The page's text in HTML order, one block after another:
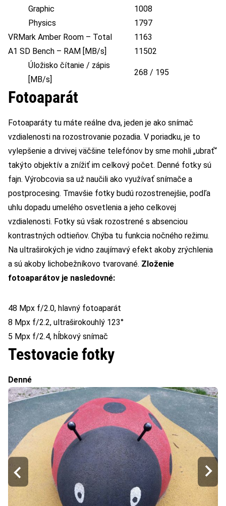
Graphic
1008
Physics
1797
VRMark Amber Room – Total
1163
A1 SD Bench – RAM [MB/s]
11502
Úložisko čítanie / zápis
[MB/s]
268 / 195
Fotoaparát
Fotoaparáty tu máte reálne dva, jeden je ako snímač
vzdialenosti na rozostrovanie pozadia. V poriadku, je to
vylepšenie a drvivej väčšine telefónov by sme mohli „ubrať“
takýto objektív a znížiť im celkový počet. Denné fotky sú
fajn. Výrobcovia sa už naučili ako využívať snímače a
postprocesing. Tmavšie fotky budú rozostrenejšie, podľa
uhlu dopadu umelého osvetlenia a jeho celkovej
vzdialenosti. Fotky sú však rozostrené s absenciou
kontrastných odtieňov. Chýba tu funkcia nočného režimu.
Na ultraširokých je vidno zaujímavý efekt akoby zrýchlenia
a sú akoby lichobežníkovo tvarované. Zloženie
fotoaparátov je nasledovné:
48 Mpx f/2.0, hlavný fotoaparát
8 Mpx f/2.2, ultraširokouhlý 123°
5 Mpx f/2.4, hĺbkový snímač
Testovacie fotky
Denné